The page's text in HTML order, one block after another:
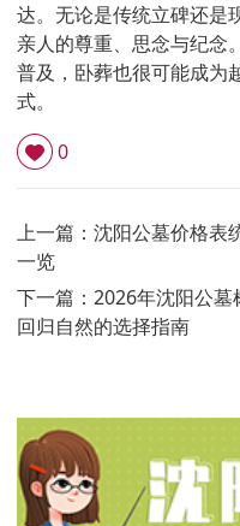
达。无论是传统立碑还是
亲人的尊重、思念与纪念
普及，卧葬也很可能成为
式。
0
上一篇： 沈阳公墓价格表
一览
下一篇： 2026年沈阳公墓
回归自然的选择指南